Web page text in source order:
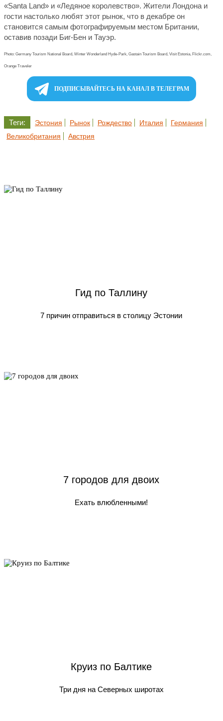
«Santa Land» и «Ледяное королевство». Жители Лондона и
гости настолько любят этот рынок, что в декабре он
становится самым фотографируемым местом Британии,
оставив позади Биг-Бен и Тауэр.
Photo: Germany Tourism National Board, Winter Wonderland Hyde-Park, Gastain Tourism Board, Visit Estonia, Flickr.com,
Orange Traveler
ПОДПИСЫВАЙТЕСЬ НА КАНАЛ В ТЕЛЕГРАМ
Теги: Эстония Рынок Рождество Италия
Германия
Великобритания
Австрия
Гид по Таллину
7 причин отправиться в столицу Эстонии
7 городов для двоих
Ехать влюбленными!
Круиз по Балтике
Три дня на Северных широтах